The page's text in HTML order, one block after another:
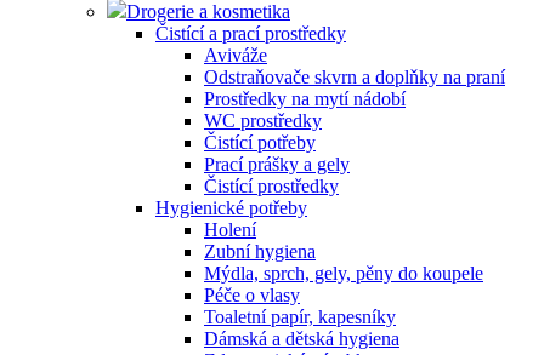
Drogerie a kosmetika
Čistící a prací prostředky
Aviváže
Odstraňovače skvrn a doplňky na praní
Prostředky na mytí nádobí
WC prostředky
Čistící potřeby
Prací prášky a gely
Čistící prostředky
Hygienické potřeby
Holení
Zubní hygiena
Mýdla, sprch, gely, pěny do koupele
Péče o vlasy
Toaletní papír, kapesníky
Dámská a dětská hygiena